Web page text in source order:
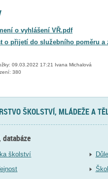
o vyhlášení VŘ.pdf
o přijetí do služebního poměru a
09.03.2022 17:21 Ivana Michalová
380
ŠKOLSTVÍ, MLÁDEŽE A
databáze
školství